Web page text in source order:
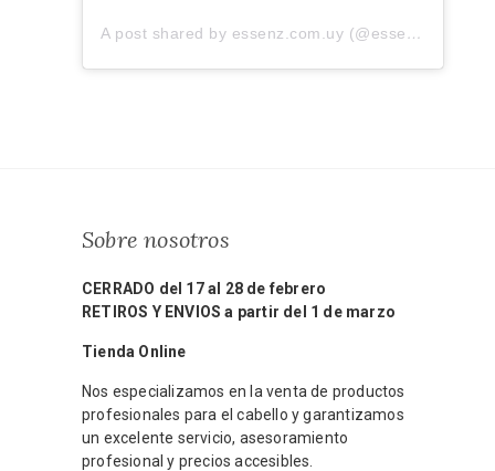
A post shared by essenz.com.uy (@essenz.com.uy)
Sobre nosotros
CERRADO del 17 al 28 de febrero
RETIROS Y ENVIOS a partir del 1 de marzo
Tienda Online
Nos especializamos en la venta de productos
profesionales para el cabello y garantizamos
un excelente servicio, asesoramiento
profesional y precios accesibles.